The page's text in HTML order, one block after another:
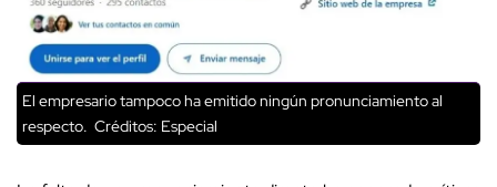
El empresario tampoco ha emitido ningún pronunciamiento al
respecto. Créditos: Especial